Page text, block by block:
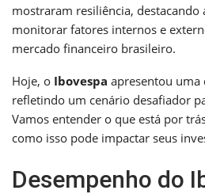
mostraram resiliência, destacando
monitorar fatores internos e
mercado financeiro brasileiro.
Hoje, o Ibovespa apresentou uma
refletindo um cenário desafiador
Vamos entender o que está por
como isso pode impactar seus
Desempenho do